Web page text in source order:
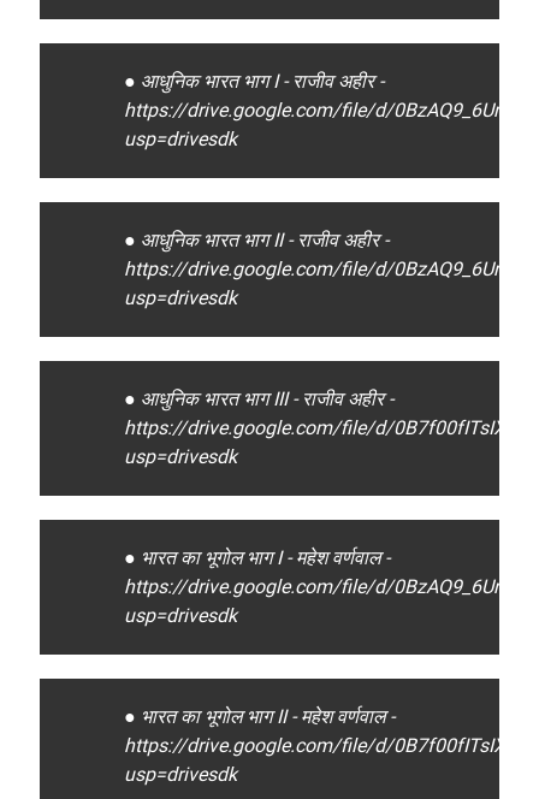
● आधुनिक भारत भाग I - राजीव अहीर -
https://drive.google.com/file/d/
usp=drivesdk
● आधुनिक भारत भाग II - राजीव अहीर -
https://drive.google.com/file/d/
usp=drivesdk
● आधुनिक भारत भाग III - राजीव अहीर -
https://drive.google.com/file/d/
usp=drivesdk
● भारत का भूगोल भाग I - महेश वर्णवाल -
https://drive.google.com/file/d/
usp=drivesdk
● भारत का भूगोल भाग II - महेश वर्णवाल -
https://drive.google.com/file/d/
usp=drivesdk